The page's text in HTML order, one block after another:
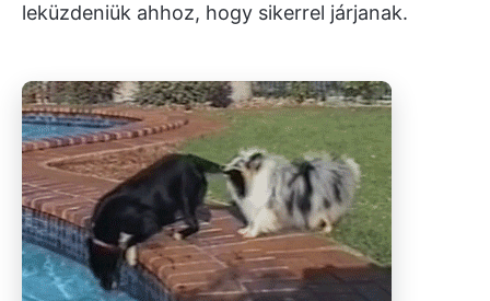
leküzdeniük ahhoz, hogy sikerrel járjanak.